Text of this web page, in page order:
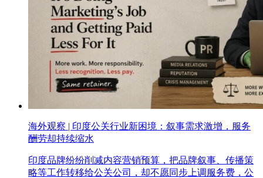
海外观察 | 印度公关行业新困境：叙事需求激增，服务
酬劳却持续缩水
印度品牌纷纷削减内容营销预算，把品牌叙事、传播策
略等工作转移给公关公司，却不愿同步上调服务费，公